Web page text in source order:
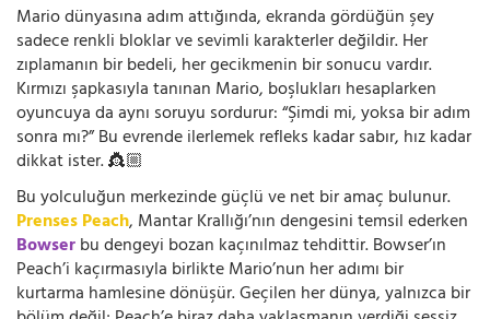
Mario dünyasına adım attığında, ekranda gördüğün şey
sadece renkli bloklar ve sevimli karakterler değildir. Her
zıplamanın bir bedeli, her gecikmenin bir sonucu vardır.
Kırmızı şapkasıyla tanınan Mario, boşlukları hesaplarken
oyuncuya da aynı soruyu sordurur: “Şimdi mi, yoksa bir adım
sonra mı?” Bu evrende ilerlemek refleks kadar sabır, hız kadar
dikkat ister. 👸🏼
Bu yolculuğun merkezinde güçlü ve net bir amaç bulunur.
Prenses Peach, Mantar Krallığı’nın dengesini temsil ederken
Bowserbu dengeyi bozan kaçınılmaz tehdittir. Bowser’ın
Peach’i kaçırmasıyla birlikte Mario’nun her adımı bir
kurtarma hamlesine dönüşür. Geçilen her dünya, yalnızca bir